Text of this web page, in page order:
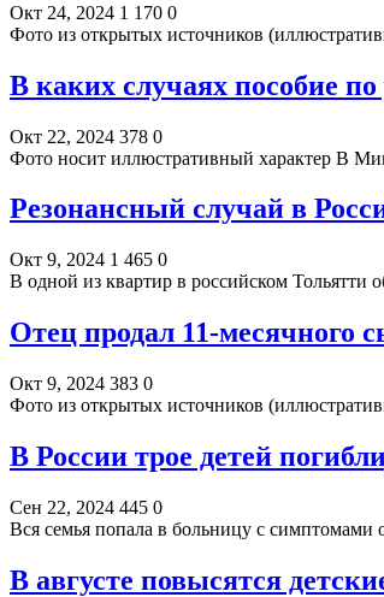
Окт 24, 2024 1 170 0
Фото из открытых источников
В каких случаях пособие по
Окт 22, 2024 378 0
Фото носит иллюстративный характер В
Резонансный случай в
Окт 9, 2024 1 465 0
В одной из квартир в российском
Отец продал 11-месячного
Окт 9, 2024 383 0
Фото из открытых источников
В России трое детей
Сен 22, 2024 445 0
Вся семья попала в больницу с
В августе повысятся